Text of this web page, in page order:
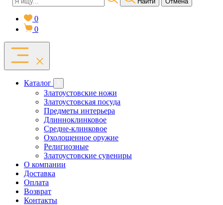
0
0
Каталог
Златоустовские ножи
Златоустовская посуда
Предметы интерьера
Длинноклинковое
Средне-клинковое
Охолощенное оружие
Религиозные
Златоустовские сувениры
О компании
Доставка
Оплата
Возврат
Контакты